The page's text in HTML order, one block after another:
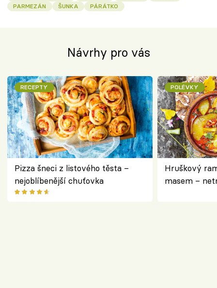
PARMEZÁN
ŠUNKA PÁRÁTKO
Návrhy pro vás
RECEPTY
Pizza šneci z listového těsta –
nejoblíbenější chuťovka
POLÉVKY
Hruškový
masem –